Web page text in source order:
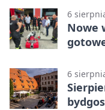
6
Nowe
6